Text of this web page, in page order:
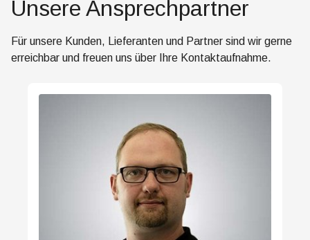
Unsere Ansprechpartner
Für unsere Kunden, Lieferanten und Partner sind wir gerne
erreichbar und freuen uns über Ihre Kontaktaufnahme.